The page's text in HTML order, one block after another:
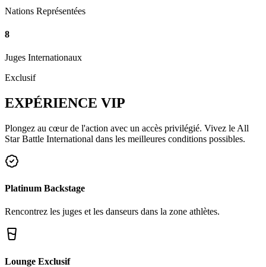
Nations Représentées
8
Juges Internationaux
Exclusif
EXPÉRIENCE VIP
Plongez au cœur de l'action avec un accès privilégié. Vivez le All
Star Battle International dans les meilleures conditions possibles.
Platinum Backstage
Rencontrez les juges et les danseurs dans la zone athlètes.
Lounge Exclusif